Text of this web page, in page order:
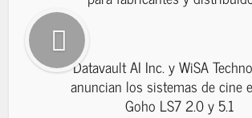
Datavault AI Inc. y WiSA
anuncian los sistemas de cine
Goho LS7 2.0 y 5.1